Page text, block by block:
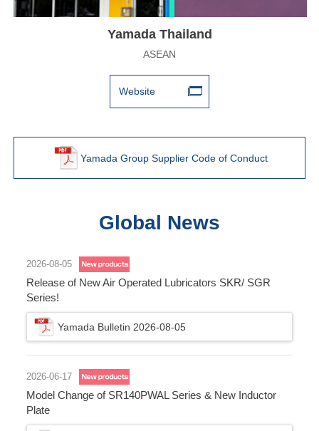
Yamada Thailand
ASEAN
Website
Yamada Group Supplier Code of Conduct
Global News
2026-08-05
Release of New Air Operated Lubricators SKR/ SGR
Series!
Yamada Bulletin 2026-08-05
2026-06-17
Model Change of SR140PWAL Series & New Inductor
Plate